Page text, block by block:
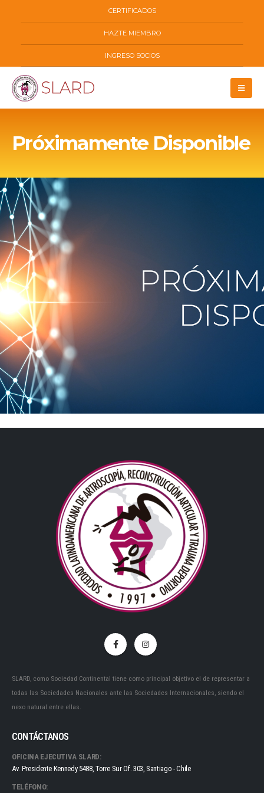
CERTIFICADOS
HAZTE MIEMBRO
INGRESO SOCIOS
Próximamente Disponible
SLARD, como Sociedad Continental tiene como principal objetivo el de representar a
todas las Sociedades Nacionales ante las Sociedades Internacionales, siendo el
nexo natural entre ellas.
CONTÁCTANOS
OFICINA EJECUTIVA SLARD:
Av. Presidente Kennedy 5488, Torre Sur Of. 303, Santiago - Chile
TELÉFONO: